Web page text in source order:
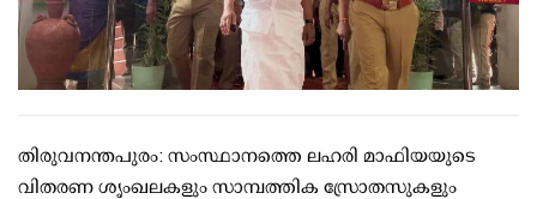
തിരുവനന്തപുരം: സംസ്ഥാനത്തെ ലഹരി മാഫിയയുടെ
വിതരണ ശൃംഖലകളും സാമ്പത്തിക സ്രോതസുകളും